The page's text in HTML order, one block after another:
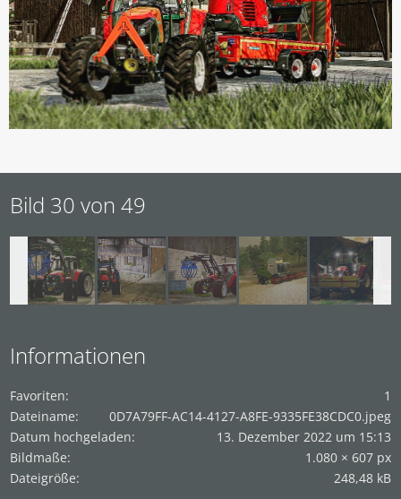
Bild 30 von 49
Informationen
Favoriten
1
Dateiname
0D7A79FF-AC14-4127-A8FE-9335FE38CDC0.jpeg
Datum hochgeladen
13. Dezember 2022 um 15:13
Bildmaße
1.080 × 607 px
Dateigröße
248,48 kB